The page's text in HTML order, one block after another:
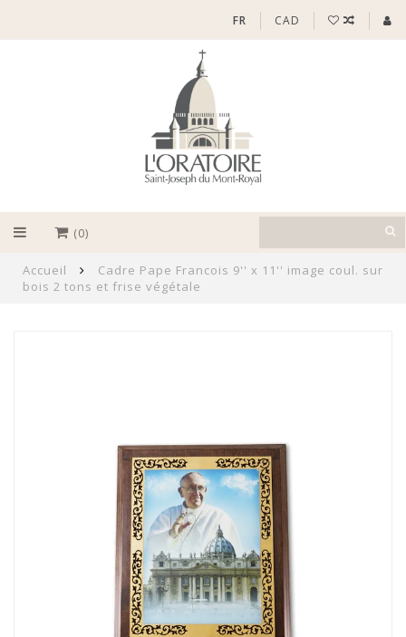
FR CAD
(0)
Accueil
Cadre Pape Francois 9'' x 11'' image coul. sur
bois 2 tons et frise végétale